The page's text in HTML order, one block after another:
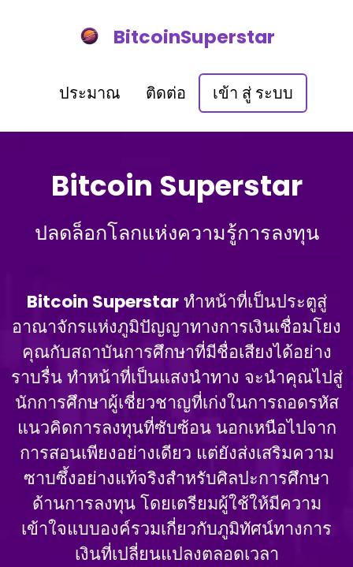
BitcoinSuperstar
ประมาณ ติดต่อ เข้า สู่ ระบบ
Bitcoin Superstar
ปลดล็อกโลกแห่งความรู้การลงทุน
Bitcoin Superstarทําหน้าที่เป็นประตูสู่
อาณาจักรแห่งภูมิปัญญาทางการเงินเชื่อมโยง
คุณกับสถาบันการศึกษาที่มีชื่อเสียงได้อย่าง
ราบรื่น ทําหน้าที่เป็นแสงนําทาง จะนําคุณไปสู่
นักการศึกษาผู้เชี่ยวชาญที่เก่งในการถอดรหัส
แนวคิดการลงทุนที่ซับซ้อน นอกเหนือไปจาก
การสอนเพียงอย่างเดียว แต่ยังส่งเสริมความ
ซาบซึ้งอย่างแท้จริงสําหรับศิลปะการศึกษา
ด้านการลงทุน โดยเตรียมผู้ใช้ให้มีความ
เข้าใจแบบองค์รวมเกี่ยวกับภูมิทัศน์ทางการ
เงินที่เปลี่ยนแปลงตลอดเวลา